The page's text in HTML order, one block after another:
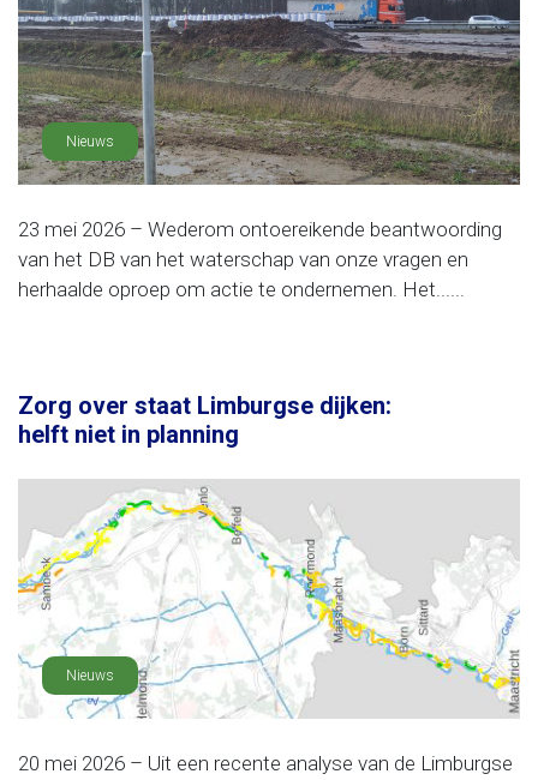
Nieuws
23 mei 2026 – Wederom ontoereikende beantwoording
van het DB van het waterschap van onze vragen en
herhaalde oproep om actie te ondernemen. Het......
Zorg over staat Limburgse dijken:
helft niet in planning
Nieuws
20 mei 2026 – Uit een recente analyse van de Limburgse